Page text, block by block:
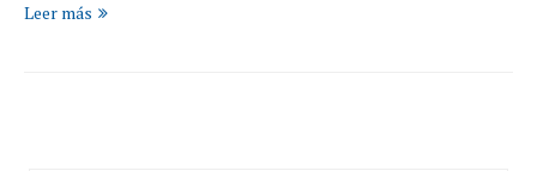
Leer más